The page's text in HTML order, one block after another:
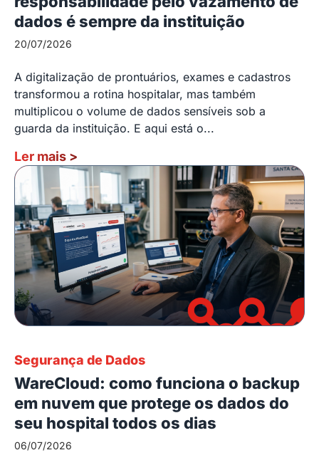
dados é sempre da instituição
20/07/2026
A digitalização de prontuários, exames e cadastros
transformou a rotina hospitalar, mas também
multiplicou o volume de dados sensíveis sob a
guarda da instituição. E aqui está o...
Ler mais >
Segurança de Dados
WareCloud: como funciona o backup
em nuvem que protege os dados do
seu hospital todos os dias
06/07/2026